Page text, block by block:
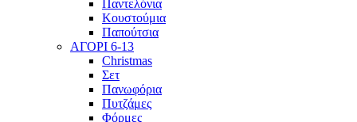
Παντελόνια
Κουστούμια
Παπούτσια
ΑΓΟΡΙ 6-13
Christmas
Σετ
Πανωφόρια
Πυτζάμες
Φόρμες